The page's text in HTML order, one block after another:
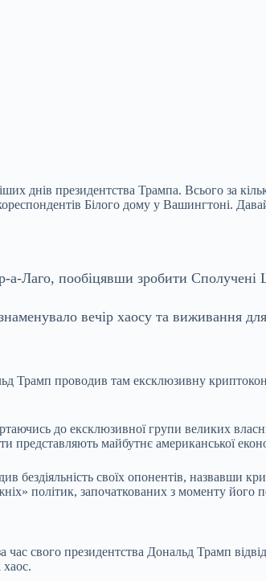
днів президентства Трампа. Всього за
Білого дому у Вашингтоні.
Лаго, пообіцявши зробити Сполучені
вечір хаосу та виживання
Трамп проводив там ексклюзивну
до ексклюзивної групи великих
представляють майбутнє американської
бездіяльність своїх опонентів, назвавши
політик, започаткованих з моменту його
час свого президентства Дональд Трамп